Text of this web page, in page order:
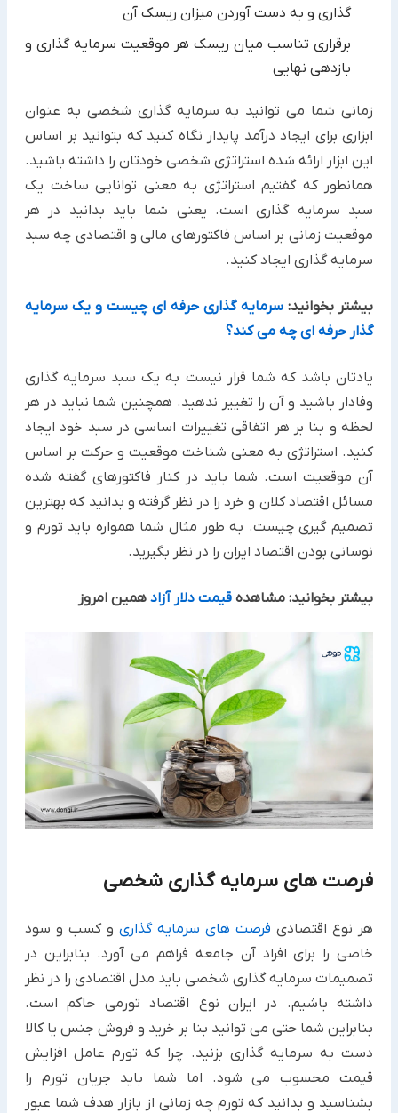
گذاری و به دست آوردن میزان ریسک آن
برقراری تناسب میان ریسک هر موقعیت سرمایه گذاری و
بازدهی نهایی
زمانی شما می توانید به سرمایه گذاری شخصی به عنوان
ابزاری برای ایجاد درآمد پایدار نگاه کنید که بتوانید بر اساس
این ابزار ارائه شده استراتژی شخصی خودتان را داشته باشید.
همانطور که گفتیم استراتژی به معنی توانایی ساخت یک
سبد سرمایه گذاری است. یعنی شما باید بدانید در هر
موقعیت زمانی بر اساس فاکتورهای مالی و اقتصادی چه سبد
سرمایه گذاری ایجاد کنید.
بیشتر بخوانید: سرمایه گذاری حرفه ای چیست و یک سرمایه
گذار حرفه ای چه می کند؟
یادتان باشد که شما قرار نیست به یک سبد سرمایه گذاری
وفادار باشید و آن را تغییر ندهید. همچنین شما نباید در هر
لحظه و بنا بر هر اتفاقی تغییرات اساسی در سبد خود ایجاد
کنید. استراتژی به معنی شناخت موقعیت و حرکت بر اساس
آن موقعیت است. شما باید در کنار فاکتورهای گفته شده
مسائل اقتصاد کلان و خرد را در نظر گرفته و بدانید که بهترین
تصمیم گیری چیست. به طور مثال شما همواره باید تورم و
نوسانی بودن اقتصاد ایران را در نظر بگیرید.
بیشتر بخوانید: مشاهده قیمت دلار آزاد همین امروز
فرصت های سرمایه گذاری شخصی
هر نوع اقتصادی فرصت های سرمایه گذاری و کسب و سود
خاصی را برای افراد آن جامعه فراهم می آورد. بنابراین در
تصمیمات سرمایه گذاری شخصی باید مدل اقتصادی را در نظر
داشته باشیم. در ایران نوع اقتصاد تورمی حاکم است.
بنابراین شما حتی می توانید بنا بر خرید و فروش جنس یا کالا
دست به سرمایه گذاری بزنید. چرا که تورم عامل افزایش
قیمت محسوب می شود. اما شما باید جریان تورم را
بشناسید و بدانید که تورم چه زمانی از بازار هدف شما عبور